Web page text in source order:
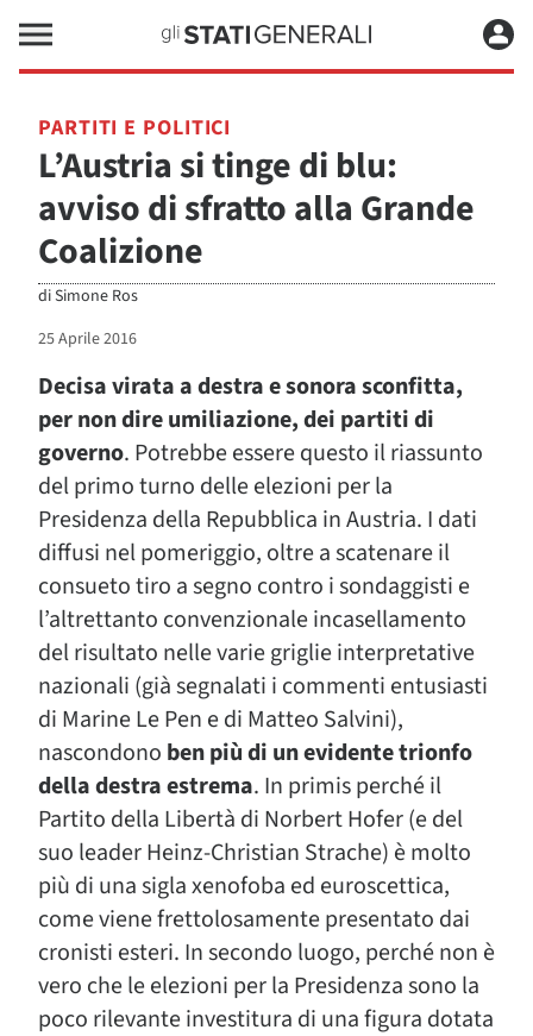
PARTITI E POLITICI
L’Austria si tinge di blu:
avviso di sfratto alla Grande
Coalizione
diSimone Ros
25 Aprile 2016
Decisa virata a destra e sonora sconfitta,
per non dire umiliazione, dei partiti di
governo. Potrebbe essere questo il riassunto
del primo turno delle elezioni per la
Presidenza della Repubblica in Austria. I dati
diffusi nel pomeriggio, oltre a scatenare il
consueto tiro a segno contro i sondaggisti e
l’altrettanto convenzionale incasellamento
del risultato nelle varie griglie interpretative
nazionali (già segnalati i commenti entusiasti
di Marine Le Pen e di Matteo Salvini),
nascondono ben più di un evidente trionfo
della destra estrema. In primis perché il
Partito della Libertà di Norbert Hofer (e del
suo leader Heinz-Christian Strache) è molto
più di una sigla xenofoba ed euroscettica,
come viene frettolosamente presentato dai
cronisti esteri. In secondo luogo, perché non è
vero che le elezioni per la Presidenza sono la
poco rilevante investitura di una figura dotata